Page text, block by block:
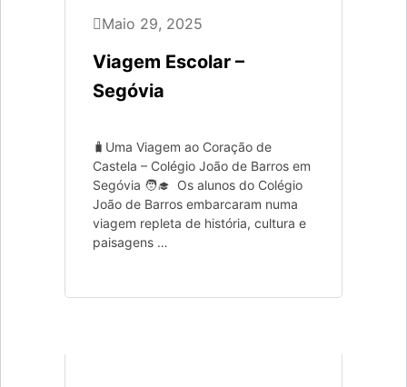
Maio 29, 2025
Viagem Escolar –
Segóvia
🧳Uma Viagem ao Coração de
Castela – Colégio João de Barros em
Segóvia 🧑‍🎓 Os alunos do Colégio
João de Barros embarcaram numa
viagem repleta de história, cultura e
paisagens …